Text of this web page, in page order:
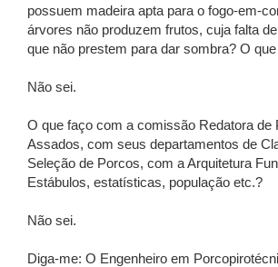
possuem madeira apta para o fogo-em-
árvores não produzem frutos, cuja falta
que não prestem para dar sombra? O
Não sei.
O que faço com a comissão Redatora de
Assados, com seus departamentos de
Seleção de Porcos, com a Arquitetura
Estábulos, estatísticas, população etc.?
Não sei.
Diga-me: O Engenheiro em